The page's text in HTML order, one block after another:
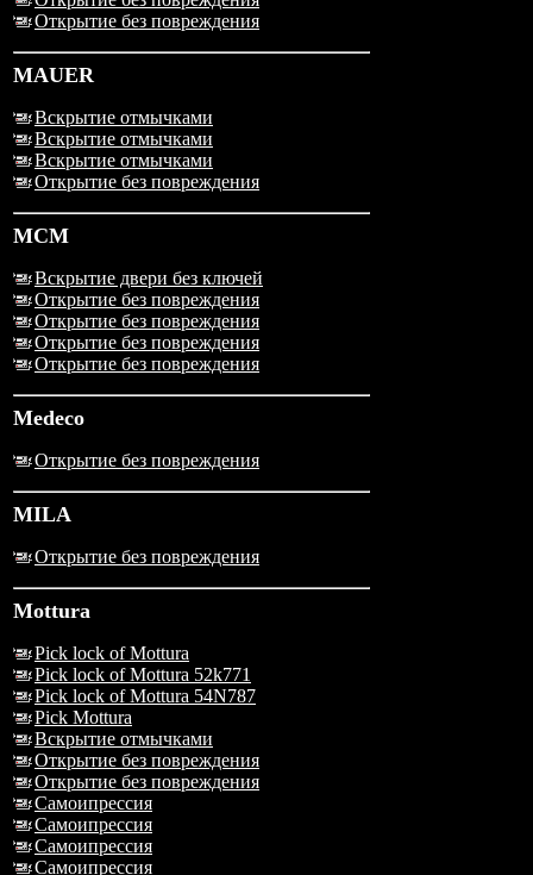
Открытие без повреждения
MAUER
Вскрытие отмычками
Вскрытие отмычками
Вскрытие отмычками
Открытие без повреждения
MCM
Вскрытие двери без ключей
Открытие без повреждения
Открытие без повреждения
Открытие без повреждения
Открытие без повреждения
Medeco
Открытие без повреждения
MILA
Открытие без повреждения
Mottura
Pick lock of Mottura
Pick lock of Mottura 52k771
Pick lock of Mottura 54N787
Pick Mottura
Вскрытие отмычками
Открытие без повреждения
Открытие без повреждения
Самоипрессия
Самоипрессия
Самоипрессия
Самоипрессия